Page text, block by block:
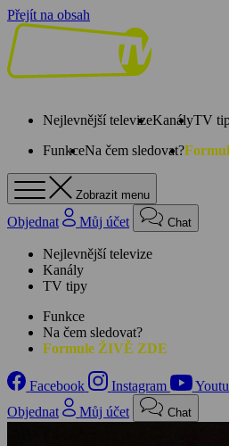
Přejít na obsah
Nejlevnější televizeKanályTV
FunkceNa čem sledovat?
Zobrazit menu
Objednat Můj účet Chat
Nejlevnější televize
Kanály
TV tipy
Funkce
Na čem sledovat?
Formule ŽIVĚ ZDE
Facebook Instagram
Objednat
Můj účet Chat